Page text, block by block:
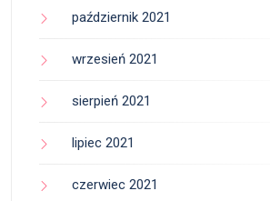
październik 2021
wrzesień 2021
sierpień 2021
lipiec 2021
czerwiec 2021